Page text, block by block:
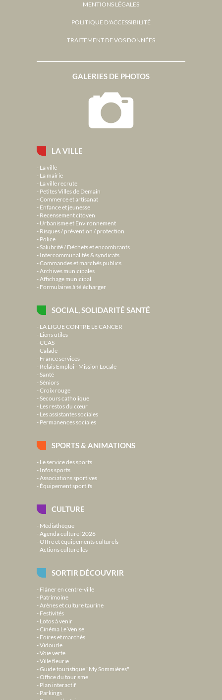
LA VILLE
La ville
La mairie
La ville recrute
Petites Villes de Demain
Commerce et artisanat
Enfance et jeunesse
Recensement citoyen
Urbanisme et Environnement
Risques / prévention / protection
Police
Salubrité / Déchets et encombrants
Intercommunalités & syndicats
Commandes et marchés publics
Archives municipales
Affichage municipal
Formulaires à télécharger
SOCIAL, SOLIDARITÉ SANTÉ
LA LIGUE CONTRE LE CANCER
Liens utiles
CCAS
Calade
France services
Relais Emploi - Mission Locale
Santé
Séniors
Croix rouge
Secours catholique
Les restos du cœur
Les assistantes sociales
Permanences sociales
SPORTS & ANIMATIONS
Le service des sports
Infos sports
Associations sportives
Équipement sportifs
CULTURE
Médiathèque
Agenda culturel 2026
Offre et équipements culturels
Actions culturelles
SORTIR DÉCOUVRIR
Flâner en centre-ville
Patrimoine
Arènes et culture taurine
Festivités
Lotos à venir
Cinéma Le Venise
Foires et marchés
Vidourle
Voie verte
Ville fleurie
Guide touristique "My Sommières"
Office du tourisme
Plan interactif
Parkings
GALERIES DE PHOTOS
MENTIONS LÉGALES
POLITIQUE D'ACCESSIBILITÉ
TRAITEMENT DE VOS DONNÉES